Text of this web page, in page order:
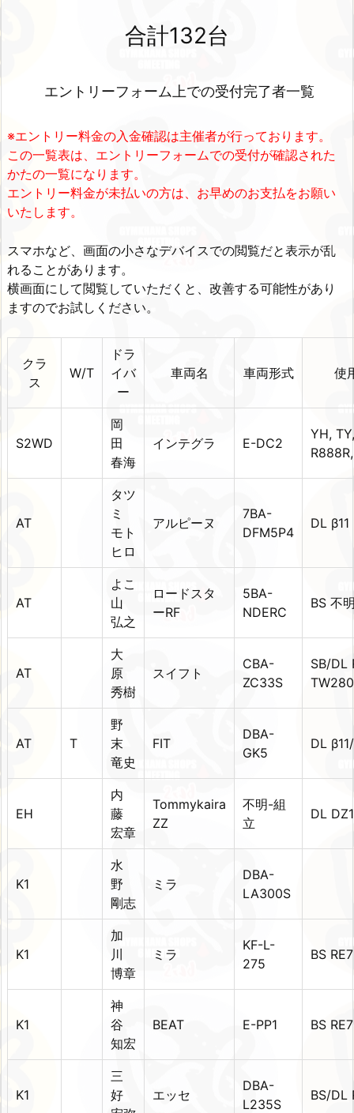
合計132台
エントリーフォーム上での受付完了者一覧
※エントリー料金の入金確認は主催者が行っております。
この一覧表は、エントリーフォームでの受付が確認された
かたの一覧になります。
エントリー料金が未払いの方は、お早めのお支払をお願い
いたします。
スマホなど、画面の小さなデバイスでの閲覧だと表示が乱
れることがあります。
横画面にして閲覧していただくと、改善する可能性があり
ますのでお試しください。
クラ
ス
W/T
ドラ
イバ
ー
車両名 車両形式 使
S2WD
岡
田
春海
インテグラ E-DC2
YH,
AT
タツ
ミ
モト
ヒロ
アルピーヌ
7BA-
DFM5P4
DL β11
AT
よこ
山
弘之
ロードスタ
ーRF
5BA-
NDERC
BS 不
AT
大
原
秀樹
スイフト
CBA-
ZC33S
SB/DL
AT T
野
末
竜史
FIT
DBA-
GK5
DL
EH
内
藤
宏章
Tommykaira
ZZ
不明-組
立
DL
K1
水
野
剛志
ミラ
DBA-
LA300S
K1
加
川
博章
ミラ
KF-L-
275
BS
K1
神
谷
知宏
BEAT E-PP1 BS
K1
三
好
エッセ
DBA-
L235S
BS/DL